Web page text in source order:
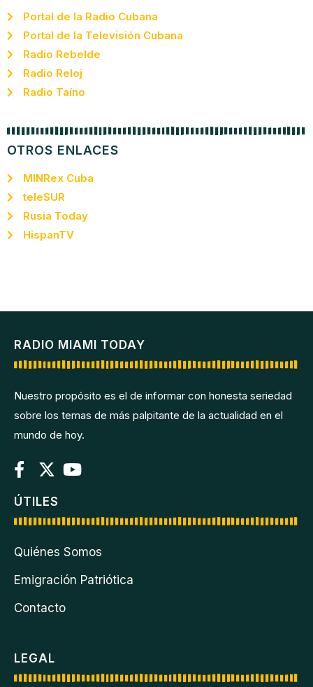
Portal de la Radio Cubana
Portal de la Televisión Cubana
Radio Rebelde
Radio Reloj
Radio Taíno
OTROS ENLACES
MINRex Cuba
teleSUR
Rusia Today
HispanTV
RADIO MIAMI TODAY
Nuestro propósito es el de informar con honesta seriedad
sobre los temas de más palpitante de la actualidad en el
mundo de hoy.
ÚTILES
Quiénes Somos
Emigración Patriótica
Contacto
LEGAL